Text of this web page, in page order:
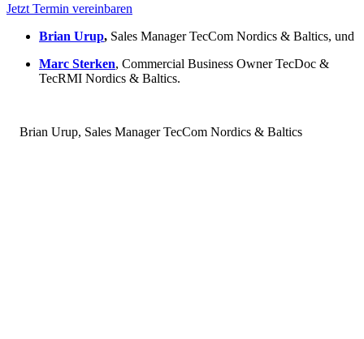
Jetzt Termin vereinbaren
Brian Urup, Sales Manager TecCom Nordics & Baltics, und
Marc Sterken, Commercial Business Owner TecDoc &
TecRMI Nordics & Baltics.
Brian Urup, Sales Manager TecCom Nordics & Baltics